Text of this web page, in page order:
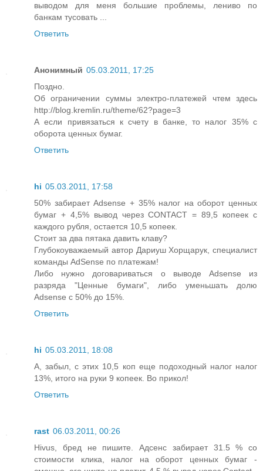
выводом для меня большие проблемы, лениво по
банкам тусовать ...
Ответить
Анонимный 05.03.2011, 17:25
Поздно.
Об ограничении суммы электро-платежей чтем здесь
http://blog.kremlin.ru/theme/62?page=3
А если привязаться к счету в банке, то налог 35% с
оборота ценных бумаг.
Ответить
hi 05.03.2011, 17:58
50% забирает Adsense + 35% налог на оборот ценных
бумаг + 4,5% вывод через CONTACT = 89,5 копеек с
каждого рубля, остается 10,5 копеек.
Стоит за два пятака давить клаву?
Глубокоуважаемый автор Дариуш Хорщарук, специалист
команды AdSense по платежам!
Либо нужно договариваться о выводе Adsense из
разряда "Ценные бумаги", либо уменьшать долю
Adsense с 50% до 15%.
Ответить
hi 05.03.2011, 18:08
А, забыл, с этих 10,5 коп еще подоходный налог налог
13%, итого на руки 9 копеек. Во прикол!
Ответить
rast 06.03.2011, 00:26
Hivus, бред не пишите. Адсенс забирает 31.5 % со
стоимости клика, налог на оборот ценных бумаг -